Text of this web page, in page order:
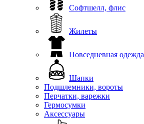
Софтшелл, флис
Жилеты
Повседневная одежда
Шапки
Подшлемники, вороты
Перчатки, варежки
Гермосумки
Аксессуары